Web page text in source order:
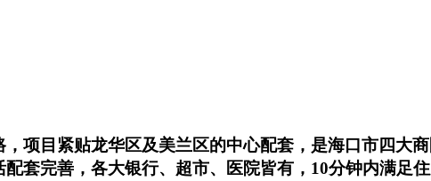
项目紧贴龙华区及美兰区的中心配套，是海口市四大
套完善，各大银行、超市、医院皆有，10分钟内满足